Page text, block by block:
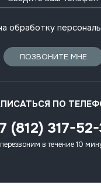
обработку
ПОЗВОНИТЕ МНЕ
ПО
(812) 317-
перезвоним в течение 10